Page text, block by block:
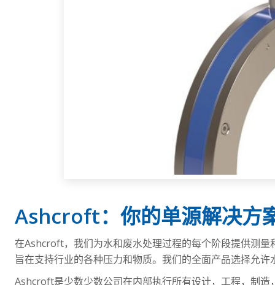
Ashcroft：你的单源解决方
在Ashcroft，我们为水和废水处理过程的每个阶段提供测
旨在支持行业的各种压力和物质。我们的全面产品选择允
Ashcroft是少数少数公司在内部执行所有设计，工程，制